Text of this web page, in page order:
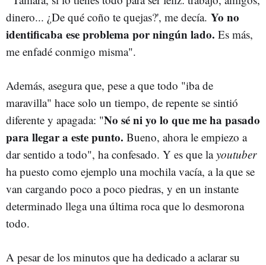
dinero... ¿De qué coño te quejas?', me decía. Yo no
identificaba ese problema por ningún lado. Es más,
me enfadé conmigo misma".
Además, asegura que, pese a que todo "iba de
maravilla" hace solo un tiempo, de repente se sintió
diferente y apagada: "No sé ni yo lo que me ha pasado
para llegar a este punto. Bueno, ahora le empiezo a
dar sentido a todo", ha confesado. Y es que layoutuber
ha puesto como ejemplo una mochila vacía, a la que se
van cargando poco a poco piedras, y en un instante
determinado llega una última roca que lo desmorona
todo.
A pesar de los minutos que ha dedicado a aclarar su